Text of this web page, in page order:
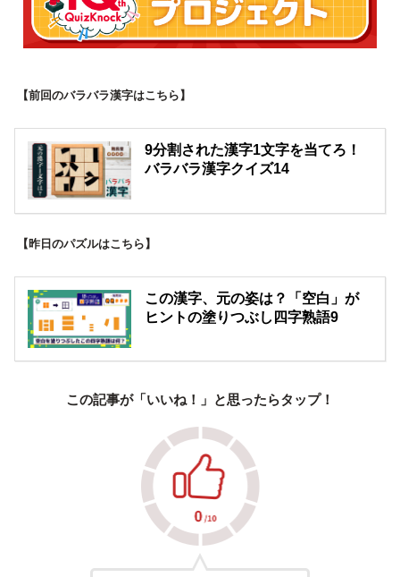
【前回のバラバラ漢字はこちら】
9分割された漢字1文字を当てろ！
バラバラ漢字クイズ14
【昨日のパズルはこちら】
この漢字、元の姿は？「空白」が
ヒントの塗りつぶし四字熟語9
この記事が「いいね！」と思ったらタップ！